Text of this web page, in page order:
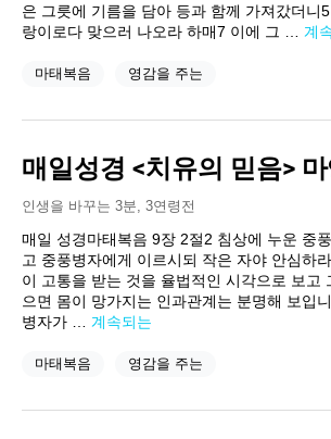
은 그릇에 기름을 담아 등과 함께 가져갔더
랑이로다 맞으러 나오라 하매7 이에 그 … 계
마태복음 영감을 주는
매일성경 <치유의 믿음>
인생을 바꾸는 3분 3연령전
매일 성경마태복음 9장 2절2 침상에 누운 중
고 중풍병자에게 이르시되 작은 자야 안심하
이 고통을 받는 것을 율법적인 시각으로 보고
으면 몸이 망가지는 인과관계는 분명해 보입
병자가 … 계속되는
마태복음 영감을 주는